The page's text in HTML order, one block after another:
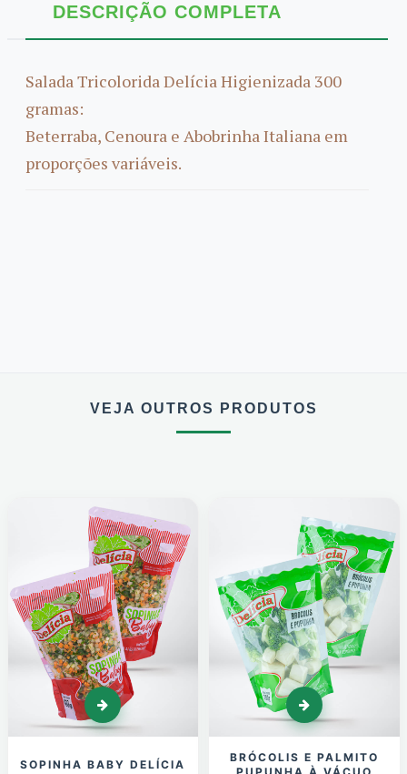
DESCRIÇÃO COMPLETA
Salada Tricolorida Delícia Higienizada 300
gramas:
Beterraba, Cenoura e Abobrinha Italiana em
proporções variáveis.
VEJA OUTROS PRODUTOS
SOPINHA BABY DELÍCIA
BRÓCOLIS E PALMITO